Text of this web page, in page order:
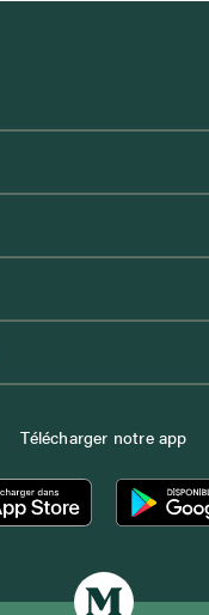
Télécharger notre app